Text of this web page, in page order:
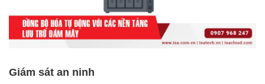
Giám sát an ninh